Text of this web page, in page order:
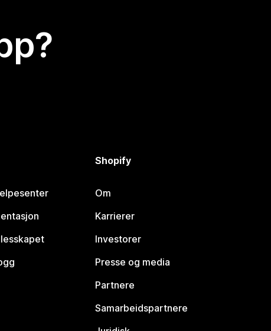
Shopify
Om
Karrierer
Investorer
Presse og media
Partnere
Samarbeidspartnere